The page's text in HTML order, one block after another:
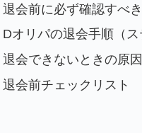
退会前に必ず確認すべ
Dオリパの退会手順（
退会できないときの原
退会前チェックリスト